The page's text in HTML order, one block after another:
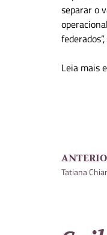
separar o
Leia mais
Tatiana